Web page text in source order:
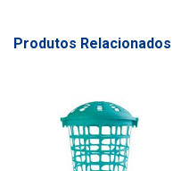
Produtos Relacionados